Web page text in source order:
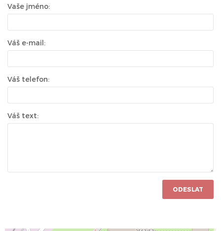
Vaše jméno:
Váš e-mail:
Váš telefon:
Váš text:
ODESLAT